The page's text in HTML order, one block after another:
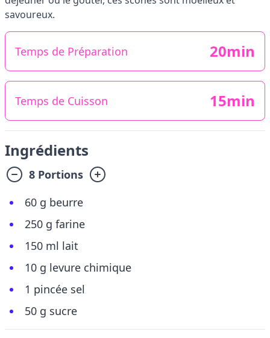
savoureux.
Temps de Préparation 20min
Temps de Cuisson 15min
Ingrédients
8 Portions
60 g beurre
250 g farine
150 ml lait
10 g levure chimique
1 pincée sel
50 g sucre